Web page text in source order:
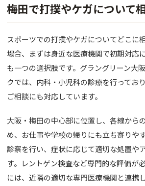
梅田で打撲やケガについて
スポーツでの打撲やケガについてどこに
場合、まずは身近な医療機関で初期対応
も一つの選択肢です。グラングリーン大
クでは、内科・小児科の診療を行ってお
ご相談にも対応しています。
大阪・梅田の中心部に位置し、各線から
め、お仕事や学校の帰りにも立ち寄りや
診察を行い、症状に応じて適切な処置や
す。レントゲン検査など専門的な評価が
には、近隣の適切な専門医療機関と連携